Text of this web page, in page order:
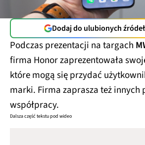
Dodaj do ulubionych
Podczas prezentacji na targach
firma Honor zaprezentowała
które mogą się przydać
marki. Firma zaprasza też
współpracy.
Dalsza część tekstu pod wideo